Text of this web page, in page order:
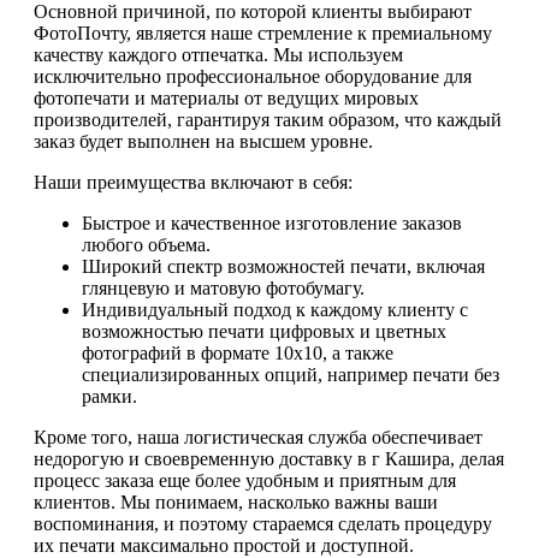
Основной причиной, по которой клиенты выбирают
ФотоПочту, является наше стремление к премиальному
качеству каждого отпечатка. Мы используем
исключительно профессиональное оборудование для
фотопечати и материалы от ведущих мировых
производителей, гарантируя таким образом, что каждый
заказ будет выполнен на высшем уровне.
Наши преимущества включают в себя:
Быстрое и качественное изготовление заказов
любого объема.
Широкий спектр возможностей печати, включая
глянцевую и матовую фотобумагу.
Индивидуальный подход к каждому клиенту с
возможностью печати цифровых и цветных
фотографий в формате 10х10, а также
специализированных опций, например печати без
рамки.
Кроме того, наша логистическая служба обеспечивает
недорогую и своевременную доставку в г Кашира, делая
процесс заказа еще более удобным и приятным для
клиентов. Мы понимаем, насколько важны ваши
воспоминания, и поэтому стараемся сделать процедуру
их печати максимально простой и доступной.